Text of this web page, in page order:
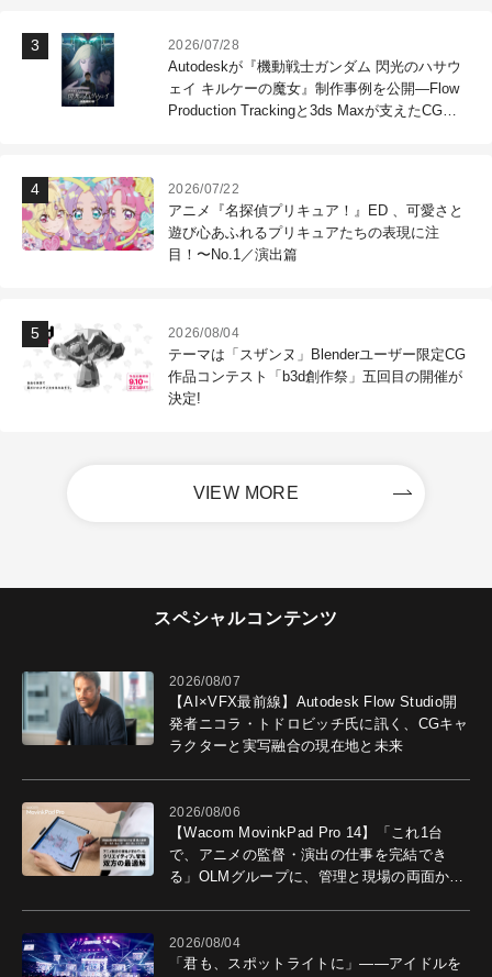
2026/07/28
Autodeskが『機動戦士ガンダム 閃光のハサウ
ェイ キルケーの魔女』制作事例を公開―Flow
Production Trackingと3ds Maxが支えたCG制
2026/07/22
アニメ『名探偵プリキュア！』ED 、可愛さと
遊び心あふれるプリキュアたちの表現に注
目！〜No.1／演出篇
2026/08/04
テーマは「スザンヌ」Blenderユーザー限定CG
作品コンテスト「b3d創作祭」五回目の開催が
決定!
VIEW MORE
スペシャルコンテンツ
2026/08/07
【AI×VFX最前線】Autodesk Flow Studio開
発者ニコラ・トドロビッチ氏に訊く、CGキャ
ラクターと実写融合の現在地と未来
2026/08/06
【Wacom MovinkPad Pro 14】「これ1台
で、アニメの監督・演出の仕事を完結でき
る」OLMグループに、管理と現場の両面から
2026/08/04
「君も、スポットライトに」――アイドルを